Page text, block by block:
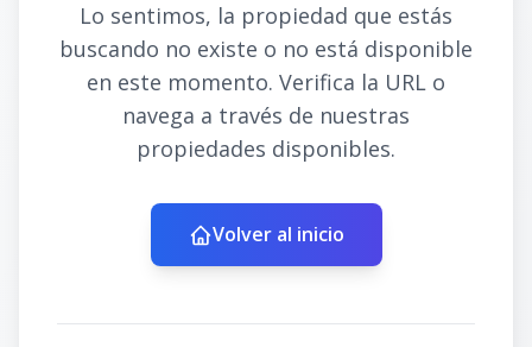
Lo sentimos, la propiedad que estás
buscando no existe o no está disponible
en este momento. Verifica la URL o
navega a través de nuestras
propiedades disponibles.
Volver al inicio